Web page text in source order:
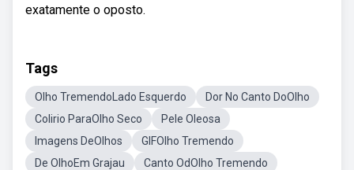
exatamente o oposto.
Tags
Olho TremendoLado Esquerdo
Dor No Canto DoOlho
Colirio ParaOlho Seco
Pele Oleosa
Imagens DeOlhos
GIFOlho Tremendo
De OlhoEm Grajau
Canto OdOlho Tremendo